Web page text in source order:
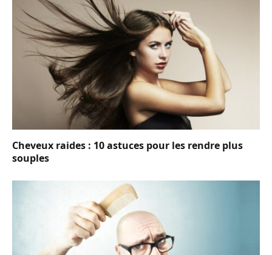
Cheveux raides : 10 astuces pour les rendre plus
souples